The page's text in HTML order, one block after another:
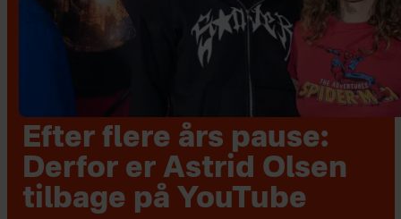
Efter flere års pause:
Derfor er Astrid Olsen
tilbage på YouTube